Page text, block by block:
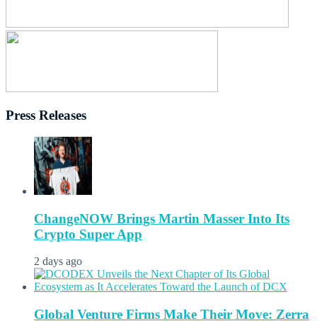
Press Releases
ChangeNOW Brings Martin Masser Into Its
Crypto Super App
2 days ago
Global Venture Firms Make Their Move: Zerra